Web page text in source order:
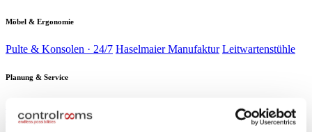
Möbel & Ergonomie
Pulte & Konsolen · 24/7 Haselmaier Manufaktur Leitwartenstühle
Planung & Service
Verträge Verbrauchsmaterial